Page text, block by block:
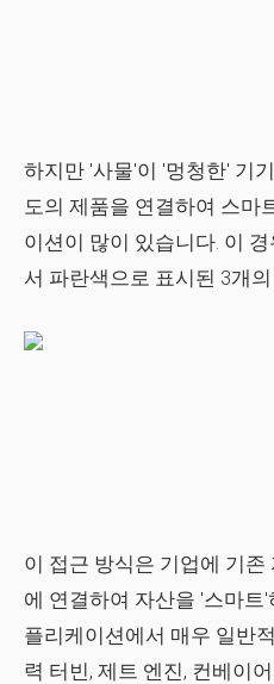
하지만 '사물'이 '멍청한' 기
도의 제품을 연결하여 스마
이션이 많이 있습니다. 이
서 파란색으로 표시된 3개
이 접근 방식은 기업에 기
에 연결하여 자산을 '스마트
플리케이션에서 매우 일반
력 터빈, 제트 엔진, 컨베이